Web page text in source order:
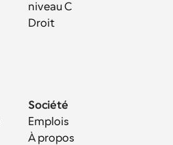
niveau C
Droit
Société
Emplois
À propos